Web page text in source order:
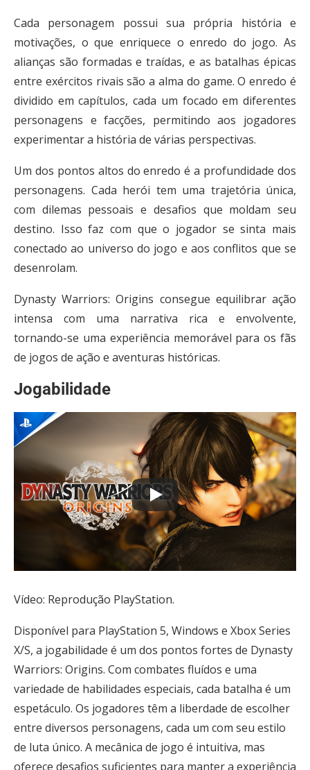
Cada personagem possui sua própria história e
motivações, o que enriquece o enredo do jogo. As
alianças são formadas e traídas, e as batalhas épicas
entre exércitos rivais são a alma do game. O enredo é
dividido em capítulos, cada um focado em diferentes
personagens e facções, permitindo aos jogadores
experimentar a história de várias perspectivas.
Um dos pontos altos do enredo é a profundidade dos
personagens. Cada herói tem uma trajetória única,
com dilemas pessoais e desafios que moldam seu
destino. Isso faz com que o jogador se sinta mais
conectado ao universo do jogo e aos conflitos que se
desenrolam.
Dynasty Warriors: Origins consegue equilibrar ação
intensa com uma narrativa rica e envolvente,
tornando-se uma experiência memorável para os fãs
de jogos de ação e aventuras históricas.
Jogabilidade
Vídeo: Reprodução PlayStation.
Disponível para PlayStation 5, Windows e Xbox Series
X/S, a jogabilidade é um dos pontos fortes de Dynasty
Warriors: Origins. Com combates fluídos e uma
variedade de habilidades especiais, cada batalha é um
espetáculo. Os jogadores têm a liberdade de escolher
entre diversos personagens, cada um com seu estilo
de luta único. A mecânica de jogo é intuitiva, mas
oferece desafios suficientes para manter a experiência